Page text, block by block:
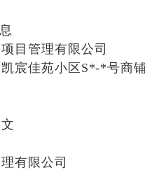
目管理有限公司
宸佳苑小区S*-*号商
有限公司